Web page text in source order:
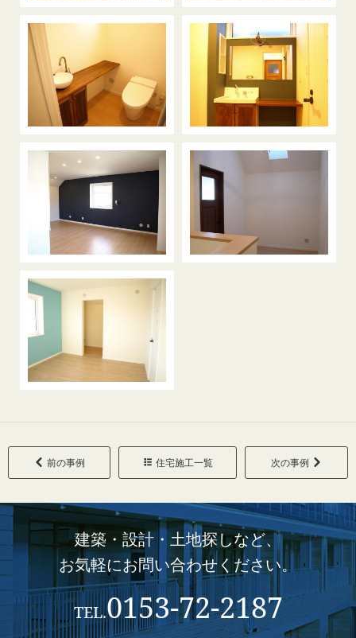
 前の事例  住宅施工一覧 次の事例 
建築・設計・土地探しなど、
お気軽にお問い合わせください。
TEL.0153-72-2187